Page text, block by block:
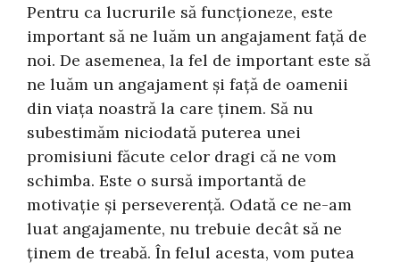
Pentru ca lucrurile să funcționeze, este
important să ne luăm un angajament față de
noi. De asemenea, la fel de important este să
ne luăm un angajament și față de oamenii
din viața noastră la care ținem. Să nu
subestimăm niciodată puterea unei
promisiuni făcute celor dragi că ne vom
schimba. Este o sursă importantă de
motivație și perseverență. Odată ce ne-am
luat angajamente, nu trebuie decât să ne
ținem de treabă. În felul acesta, vom putea